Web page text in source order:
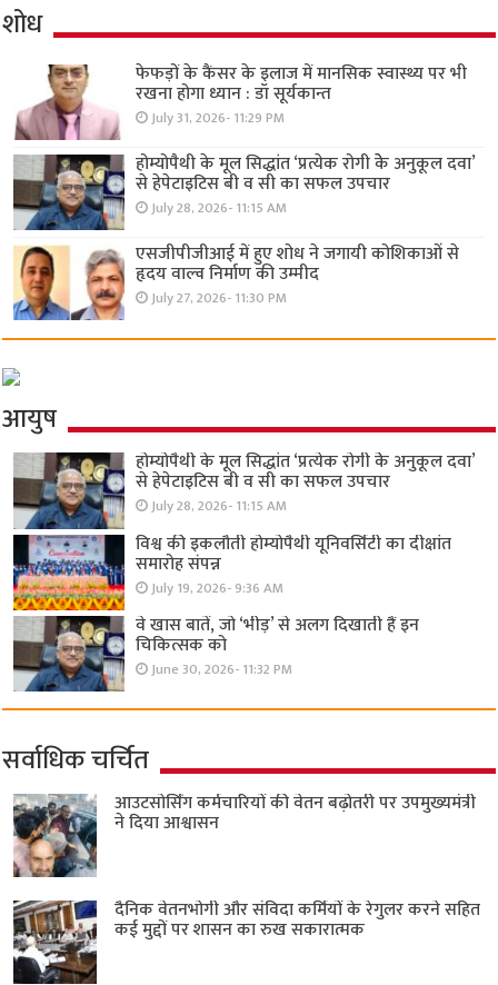
शोध
फेफड़ों के कैंसर के इलाज में मानसिक स्वास्थ्य पर भी
रखना होगा ध्यान : डॉ सूर्यकान्त
July 31, 2026- 11:29 PM
होम्योपैथी के मूल सिद्धांत ‘प्रत्येक रोगी केे अनुकूल दवा’
से हेपेटाइटिस बी व सी का सफल उपचार
July 28, 2026- 11:15 AM
एसजीपीजीआई में हुए शोध ने जगायी कोशिकाओं से
हृदय वाल्व निर्माण की उम्मीद
July 27, 2026- 11:30 PM
आयुष
होम्योपैथी के मूल सिद्धांत ‘प्रत्येक रोगी केे अनुकूल दवा’
से हेपेटाइटिस बी व सी का सफल उपचार
July 28, 2026- 11:15 AM
विश्व की इकलौती होम्योपैथी यूनिवर्सिटी का दीक्षांत
समारोह संपन्न
July 19, 2026- 9:36 AM
वे खास बातें, जो ‘भीड़’ से अलग दिखाती हैं इन
चिकित्सक को
June 30, 2026- 11:32 PM
सर्वाधिक चर्चित
आउटसोर्सिंग कर्मचारियों की वेतन बढ़ोतरी पर उपमुख्यमंत्री
ने दिया आश्वासन
दैनिक वेतनभोगी और संविदा कर्मियों के रेगुलर करने सहित
कई मुद्दों पर शासन का रुख सकारात्मक